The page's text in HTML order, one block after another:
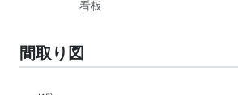
看板
間取り図